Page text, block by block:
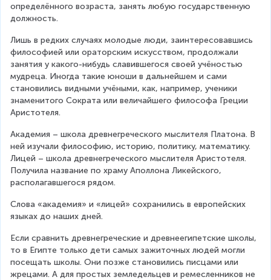
определённого возраста, занять любую государственную
должность.
Лишь в редких случаях молодые люди, заинтересовавшись
философией или ораторским искусством, продолжали
занятия у какого-нибудь славившегося своей учёностью
мудреца. Иногда такие юноши в дальнейшем и сами
становились видными учёными, как, например, ученики
знаменитого Сократа или величайшего философа Греции
Аристотеля.
Академия – школа древнегреческого мыслителя Платона. В
ней изучали философию, историю, политику, математику.
Лицей – школа древнегреческого мыслителя Аристотеля.
Получила название по храму Аполлона Ликейского,
располагавшегося рядом.
Слова «академия» и «лицей» сохранились в европейских
языках до наших дней.
Если сравнить древнегреческие и древнеегипетские школы,
то в Египте только дети самых зажиточных людей могли
посещать школы. Они позже становились писцами или
жрецами. А для простых земледельцев и ремесленников не